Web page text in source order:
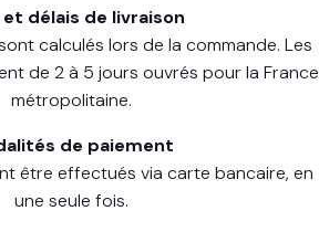
et délais de livraison
calculés lors de la commande. Les
de 2 à 5 jours ouvrés pour la France
métropolitaine.
de paiement
être effectués via carte bancaire, en
une seule fois.